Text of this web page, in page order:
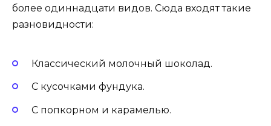
более одиннадцати видов. Сюда входят такие
разновидности:
Классический молочный шоколад.
С кусочками фундука.
С попкорном и карамелью.